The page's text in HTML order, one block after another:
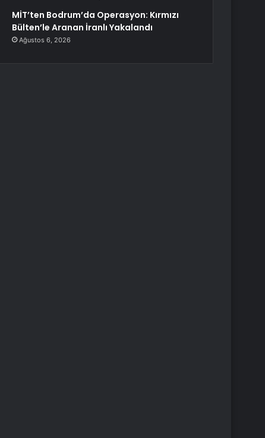
MİT’ten Bodrum’da Operasyon: Kırmızı
Bülten’le Aranan İranlı Yakalandı
Ağustos 6, 2026